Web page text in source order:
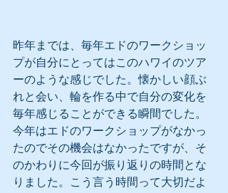
昨年までは、毎年エドのワークショッ
プが自分にとってはこのハワイのツア
ーのような感じでした。懐かしい顔ぶ
れと会い、輪を作る中で自分の変化を
毎年感じることができる瞬間でした。
今年はエドのワークショップがなかっ
たのでその機会はなかったですが、そ
のかわりに今回が振り返りの時間とな
りました。こう言う時間って大切だよ